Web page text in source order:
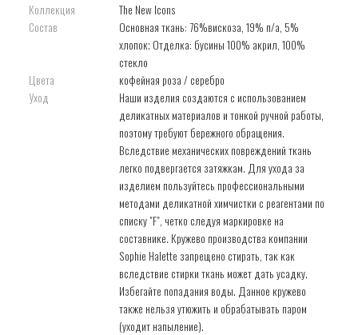
Коллекция
The New Icons
Состав
Основная ткань: 76%вискоза, 19% п/а, 5%
хлопок; Отделка: бусины 100% акрил, 100%
стекло
Цвета
кофейная роза / серебро
Уход
Наши изделия создаются с использованием
деликатных материалов и тонкой ручной работы,
поэтому требуют бережного обращения.
Вследствие механических повреждений ткань
легко подвергается затяжкам. Для ухода за
изделием пользуйтесь профессиональными
методами деликатной химчистки с реагентами по
списку "F", четко следуя маркировке на
составнике. Кружево производства компании
Sophie Halette запрещено стирать, так как
вследствие стирки ткань может дать усадку.
Избегайте попадания воды. Данное кружево
также нельзя утюжить и обрабатывать паром
(уходит напыление).